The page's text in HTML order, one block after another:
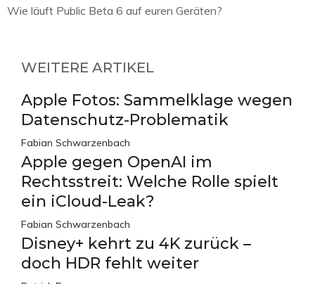
Wie läuft Public Beta 6 auf euren Geräten?
WEITERE ARTIKEL
Apple Fotos: Sammelklage wegen
Datenschutz-Problematik
Fabian Schwarzenbach
Apple gegen OpenAI im
Rechtsstreit: Welche Rolle spielt
ein iCloud-Leak?
Fabian Schwarzenbach
Disney+ kehrt zu 4K zurück –
doch HDR fehlt weiter